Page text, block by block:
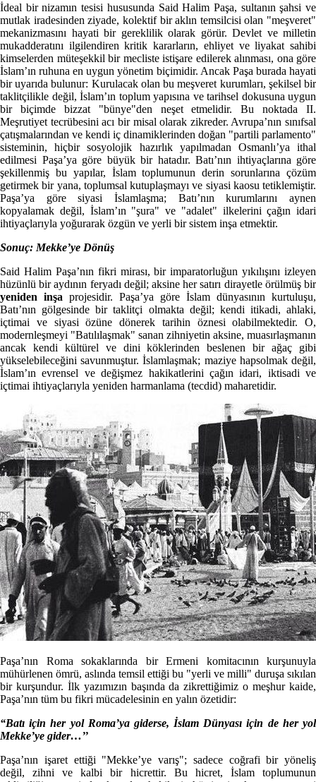
İdeal bir nizamın tesisi hususunda Said Halim Paşa, sultanın şahsi ve
mutlak iradesinden ziyade, kolektif bir aklın temsilcisi olan "meşveret"
mekanizmasını hayati bir gereklilik olarak görür. Devlet ve milletin
mukadderatını ilgilendiren kritik kararların, ehliyet ve liyakat sahibi
kimselerden müteşekkil bir mecliste istişare edilerek alınması, ona göre
İslam’ın ruhuna en uygun yönetim biçimidir. Ancak Paşa burada hayati
bir uyarıda bulunur: Kurulacak olan bu meşveret kurumları, şekilsel bir
taklitçilikle değil, İslam’ın toplum yapısına ve tarihsel dokusuna uygun
bir biçimde bizzat "bünye"den neşet etmelidir. Bu noktada II.
Meşrutiyet tecrübesini acı bir misal olarak zikreder. Avrupa’nın sınıfsal
çatışmalarından ve kendi iç dinamiklerinden doğan "partili parlamento"
sisteminin, hiçbir sosyolojik hazırlık yapılmadan Osmanlı’ya ithal
edilmesi Paşa’ya göre büyük bir hatadır. Batı’nın ihtiyaçlarına göre
şekillenmiş bu yapılar, İslam toplumunun derin sorunlarına çözüm
getirmek bir yana, toplumsal kutuplaşmayı ve siyasi kaosu tetiklemiştir.
Paşa’ya göre siyasi İslamlaşma; Batı’nın kurumlarını aynen
kopyalamak değil, İslam’ın "şura" ve "adalet" ilkelerini çağın idari
ihtiyaçlarıyla yoğurarak özgün ve yerli bir sistem inşa etmektir.
Sonuç: Mekke’ye Dönüş
Said Halim Paşa’nın fikri mirası, bir imparatorluğun yıkılışını izleyen
hüzünlü bir aydının feryadı değil; aksine her satırı dirayetle örülmüş bir
yeniden inşa projesidir. Paşa’ya göre İslam dünyasının kurtuluşu,
Batı’nın gölgesinde bir taklitçi olmakta değil; kendi itikadi, ahlaki,
içtimai ve siyasi özüne dönerek tarihin öznesi olabilmektedir. O,
modernleşmeyi "Batılılaşmak" sanan zihniyetin aksine, muasırlaşmanın
ancak kendi kültürel ve dini köklerinden beslenen bir ağaç gibi
yükselebileceğini savunmuştur. İslamlaşmak; maziye hapsolmak değil,
İslam’ın evrensel ve değişmez hakikatlerini çağın idari, iktisadi ve
içtimai ihtiyaçlarıyla yeniden harmanlama (tecdid) maharetidir.
Paşa’nın Roma sokaklarında bir Ermeni komitacının kurşunuyla
mühürlenen ömrü, aslında temsil ettiği bu "yerli ve milli" duruşa sıkılan
bir kurşundur. İlk yazımızın başında da zikrettiğimiz o meşhur kaide,
Paşa’nın tüm bu fikri mücadelesinin en yalın özetidir:
“Batı için her yol Roma’ya giderse, İslam Dünyası için de her yol
Mekke’ye gider…’’
Paşa’nın işaret ettiği "Mekke’ye varış"; sadece coğrafi bir yöneliş
değil, zihni ve kalbi bir hicrettir. Bu hicret, İslam toplumunun